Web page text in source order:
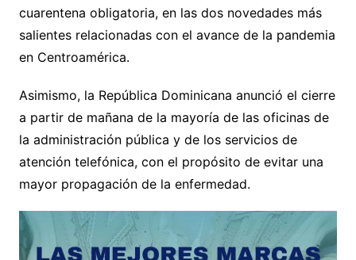
cuarentena obligatoria, en las dos novedades más
salientes relacionadas con el avance de la pandemia
en Centroamérica.
Asimismo, la República Dominicana anunció el cierre
a partir de mañana de la mayoría de las oficinas de
la administración pública y de los servicios de
atención telefónica, con el propósito de evitar una
mayor propagación de la enfermedad.